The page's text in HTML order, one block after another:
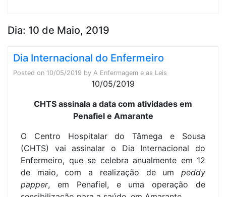
Dia: 10 de Maio, 2019
Dia Internacional do Enfermeiro
Posted on 10/05/2019 by A Enfermagem e as Leis
10/05/2019
CHTS assinala a data com atividades em
Penafiel e Amarante
O Centro Hospitalar do Tâmega e Sousa
(CHTS) vai assinalar o Dia Internacional do
Enfermeiro, que se celebra anualmente em 12
de maio, com a realização de um peddy
papper, em Penafiel, e uma operação de